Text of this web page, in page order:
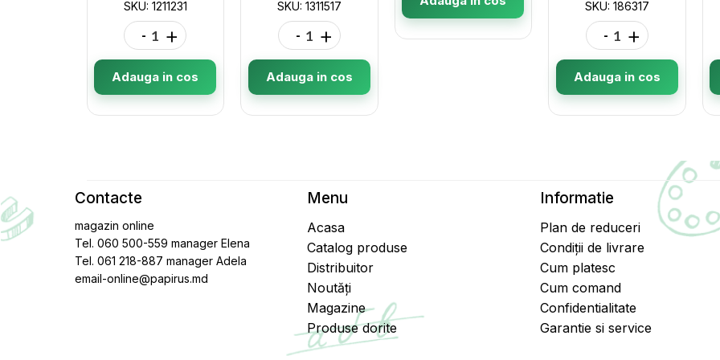
SKU: 1211231
- +
Adauga in cos
SKU: 1311517
- +
Adauga in cos
SKU: 186317
- +
Adauga in cos
Contacte
magazin online
Tel. 060 500-559 manager Elena
Tel. 061 218-887 manager Adela
email-online@papirus.md
Menu
Acasa
Catalog produse
Distribuitor
Noutăți
Magazine
Produse dorite
Informatie
Plan de reduceri
Condiții de livrare
Cum platesc
Cum comand
Confidentialitate
Garantie si service